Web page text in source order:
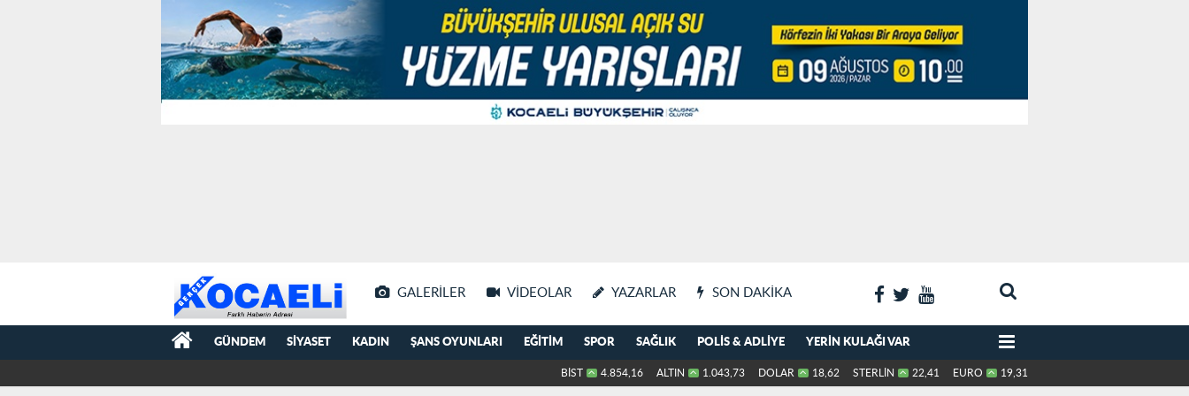
GALERILER VIDEOLAR YAZARLAR SON DAKIKA
GÜNDEM SIYASET KADIN ŞANS OYUNLARI EĞITIM SPOR SAĞLIK POLIS & ADLIYE YERIN KULAĞI VAR
BİST 4.854,16 ALTIN 1.043,73 DOLAR 18,62 STERLİN 22,41 EURO 19,31